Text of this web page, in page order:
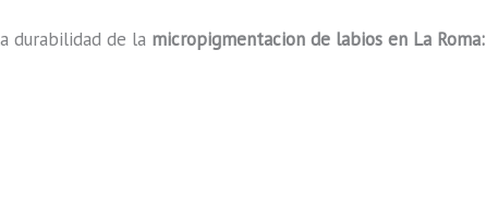
durabilidad de la micropigmentacion de labios en La Roma: